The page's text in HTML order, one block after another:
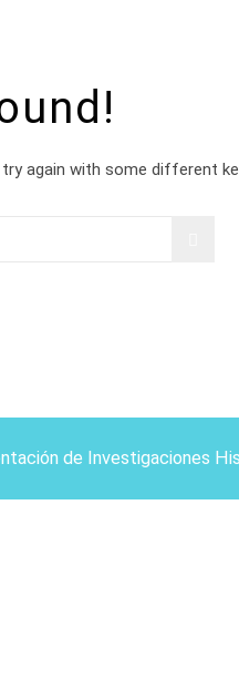
again with some different
de Investigaciones